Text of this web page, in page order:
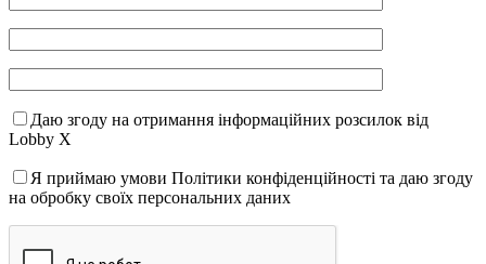
Даю згоду на отримання інформаційних розсилок від
Lobby X
Я приймаю умови Політики конфіденційності та даю згоду
на обробку своїх персональних даних